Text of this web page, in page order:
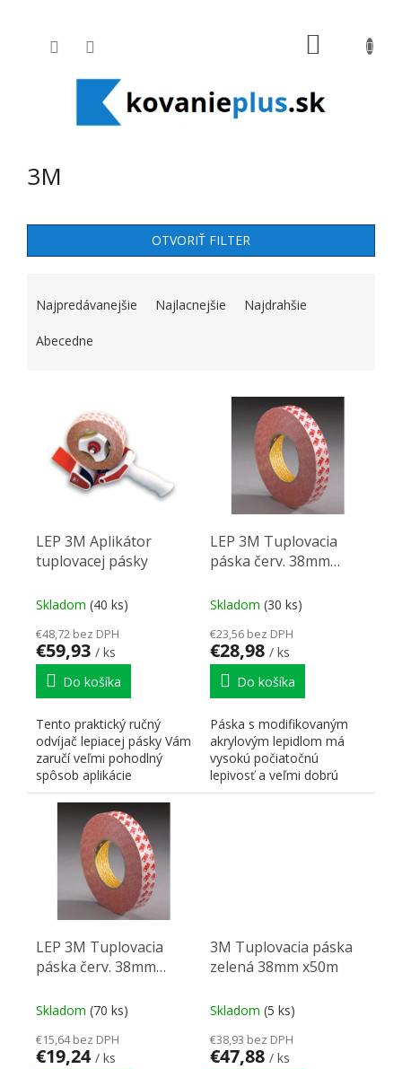
3M
OTVORIŤ FILTER
Najpredávanejšie Najlacnejšie Najdrahšie
Abecedne
LEP 3M Aplikátor
tuplovacej pásky
Skladom (40 ks)
€48,72 bez DPH
€59,93 / ks
Do košíka
Tento praktický ručný
odvíjač lepiacej pásky Vám
zaručí veľmi pohodlný
spôsob aplikácie
obojstranne lepiacich
LEP 3M Tuplovacia
páska červ. 38mm
Skladom (30 ks)
€23,56 bez DPH
€28,98 / ks
Do košíka
Páska s modifikovaným
akrylovým lepidlom má
vysokú počiatočnú
lepivosť a veľmi dobrú
odolnosť proti vonkajším...
LEP 3M Tuplovacia
páska červ. 38mm
Skladom (70 ks)
€15,64 bez DPH
€19,24 / ks
3M Tuplovacia páska
zelená 38mm x50m
Skladom (5 ks)
€38,93 bez DPH
€47,88 / ks